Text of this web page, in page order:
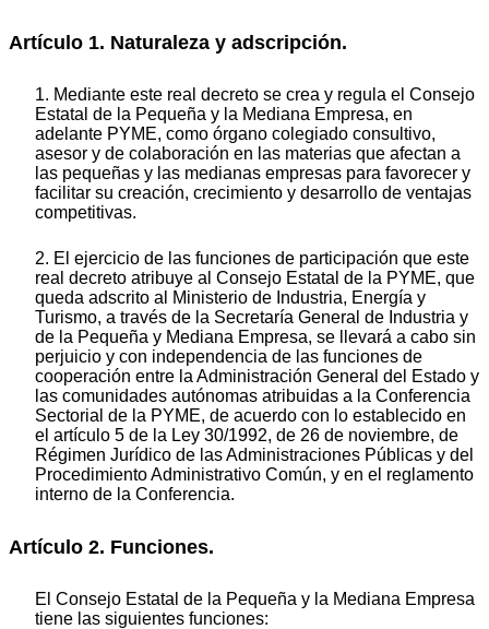
Artículo 1. Naturaleza y adscripción.
1. Mediante este real decreto se crea y regula el Consejo
Estatal de la Pequeña y la Mediana Empresa, en
adelante PYME, como órgano colegiado consultivo,
asesor y de colaboración en las materias que afectan a
las pequeñas y las medianas empresas para favorecer y
facilitar su creación, crecimiento y desarrollo de ventajas
competitivas.
2. El ejercicio de las funciones de participación que este
real decreto atribuye al Consejo Estatal de la PYME, que
queda adscrito al Ministerio de Industria, Energía y
Turismo, a través de la Secretaría General de Industria y
de la Pequeña y Mediana Empresa, se llevará a cabo sin
perjuicio y con independencia de las funciones de
cooperación entre la Administración General del Estado y
las comunidades autónomas atribuidas a la Conferencia
Sectorial de la PYME, de acuerdo con lo establecido en
el artículo 5 de la Ley 30/1992, de 26 de noviembre, de
Régimen Jurídico de las Administraciones Públicas y del
Procedimiento Administrativo Común, y en el reglamento
interno de la Conferencia.
Artículo 2. Funciones.
El Consejo Estatal de la Pequeña y la Mediana Empresa
tiene las siguientes funciones: